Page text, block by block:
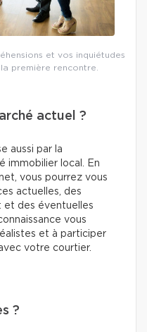
et vos inquiétudes
première rencontre.
actuel ?
aussi par la
immobilier local. En
vous pourrez vous
actuelles, des
et des éventuelles
vous
et à participer
votre courtier.
?